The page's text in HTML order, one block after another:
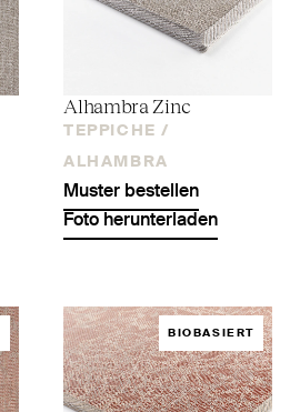
Alhambra Zinc
TEPPICHE /
ALHAMBRA
Muster bestellen
Foto herunterladen
BIOBASIERT